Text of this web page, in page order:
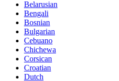
Belarusian
Bengali
Bosnian
Bulgarian
Cebuano
Chichewa
Corsican
Croatian
Dutch